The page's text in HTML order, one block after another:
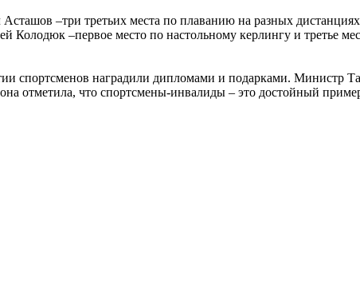
–три третьих места по плаванию на разных
Колодюк –первое место по настольному керлингу и третье
спортсменов наградили дипломами и подарками. Министр
отметила, что спортсмены-инвалиды – это достойный